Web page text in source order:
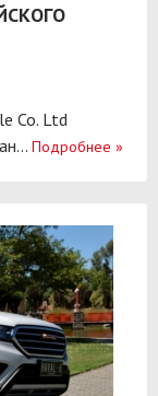
Co. Ltd
Подробнее »